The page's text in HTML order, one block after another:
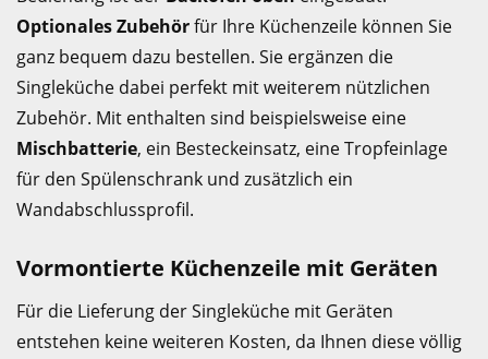
Optionales Zubehörfür Ihre Küchenzeile können Sie
ganz bequem dazu bestellen. Sie ergänzen die
Singleküche dabei perfekt mit weiterem nützlichen
Zubehör. Mit enthalten sind beispielsweise eine
Mischbatterie, ein Besteckeinsatz, eine Tropfeinlage
für den Spülenschrank und zusätzlich ein
Wandabschlussprofil.
Vormontierte Küchenzeile mit Geräten
Für die Lieferung der Singleküche mit Geräten
entstehen keine weiteren Kosten, da Ihnen diese völlig